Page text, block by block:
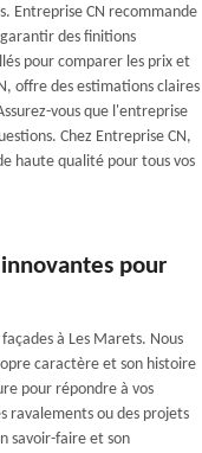
Entreprise CN recommande
des finitions
pour comparer les prix et
offre des estimations claires
vous que l'entreprise
Chez Entreprise CN,
haute qualité pour tous vos
pour
à Les Marets. Nous
caractère et son histoire
pour répondre à vos
ravalements ou des projets
savoir-faire et son